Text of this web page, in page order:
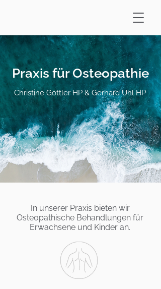
Praxis für Osteopathie
Christine Göttler HP & Gerhard Uhl HP
In unserer Praxis bieten wir
Osteopathische Behandlungen für
Erwachsene und Kinder an.